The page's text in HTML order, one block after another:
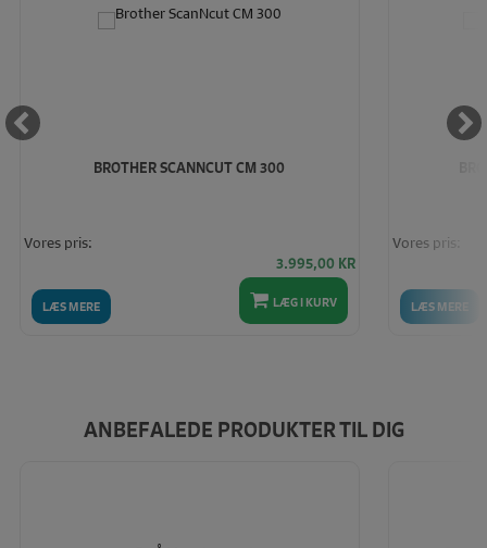
BROTHER SCANNCUT CM 300
LÆS MERE
Vores pris:
3.995,00 KR
LÆG I KURV LÆS MERE
Vores pris:
ANBEFALEDE PRODUKTER TIL DIG